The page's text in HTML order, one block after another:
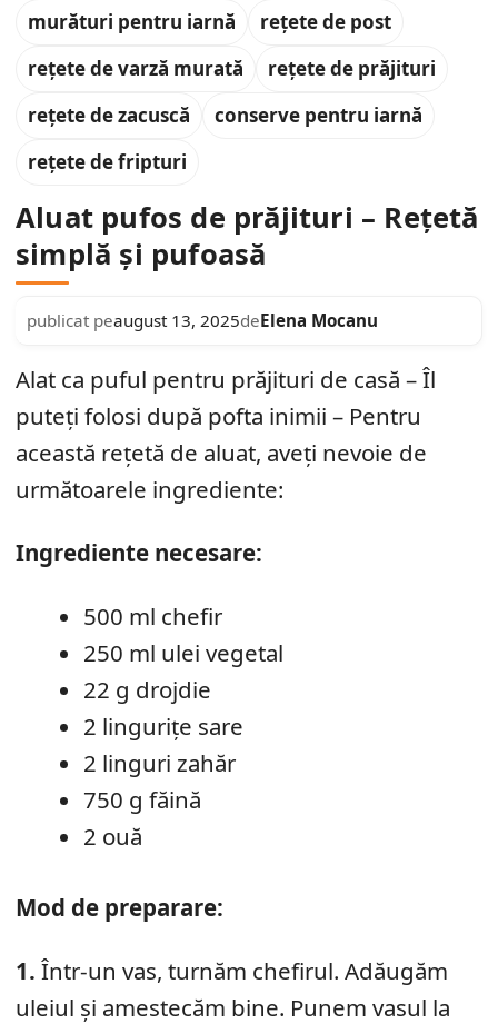
murături pentru iarnă
rețete de post
rețete de varză murată
rețete de prăjituri
rețete de zacuscă
conserve pentru iarnă
rețete de fripturi
Aluat pufos de prăjituri – Rețetă
simplă și pufoasă
publicat peaugust 13, 2025deElena Mocanu
Alat ca puful pentru prăjituri de casă – Îl
puteți folosi după pofta inimii – Pentru
această rețetă de aluat, aveți nevoie de
următoarele ingrediente:
Ingrediente necesare:
500 ml chefir
250 ml ulei vegetal
22 g drojdie
2 lingurițe sare
2 linguri zahăr
750 g făină
2 ouă
Mod de preparare:
1. Într-un vas, turnăm chefirul. Adăugăm
uleiul și amestecăm bine. Punem vasul la